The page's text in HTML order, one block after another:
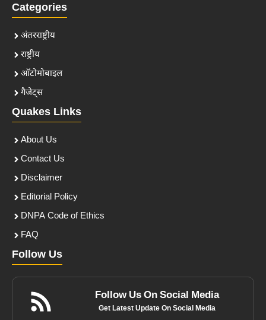
Categories
अंतरराष्ट्रीय
राष्ट्रीय
ऑटोमोबाइल
गैजेट्स
Quakes Links
About Us
Contact Us
Disclaimer
Editorial Policy
DNPA Code of Ethics
FAQ
Follow Us
Follow Us On Social Media
Get Latest Update On Social Media